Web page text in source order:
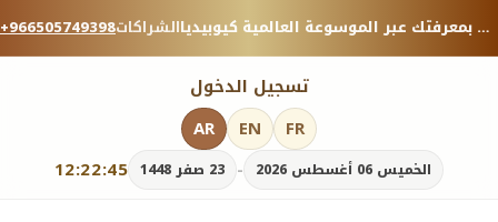
+966505749398الشراكات منصة معرفية موثوقة — شارك بمعرفتك عبر الموسوعة العالمية كيوبيديا.
تسجيل الدخول
12:22:47 الخميس 06 أغسطس 2026 - 23 صفر 1448
AR EN FR